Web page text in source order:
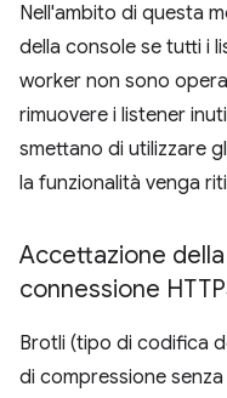
Nell'ambito di questa
della console se tutti i
worker non sono
rimuovere i listener
smettano di utilizzare
la funzionalità venga
Accettazione
connessione
Brotli (tipo di codifica
di compressione